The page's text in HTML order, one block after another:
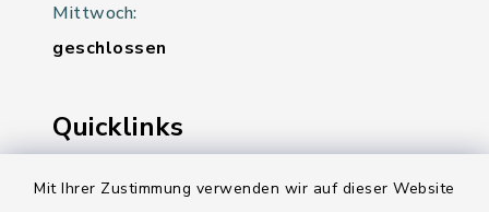
Mit Ihrer Zustimmung verwenden wir auf dieser Website
Mittwoch:
geschlossen
Quicklinks
Ihre Behördennummer 115